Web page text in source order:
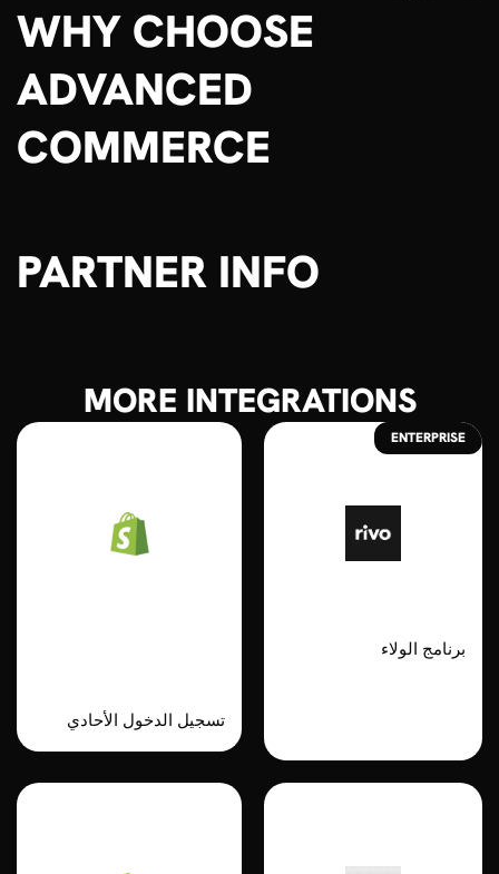
WHY CHOOSE
ADVANCED
COMMERCE
PARTNER INFO
MORE INTEGRATIONS
ENTERPRISE
برنامج الولاء
تسجيل الدخول الأحادي